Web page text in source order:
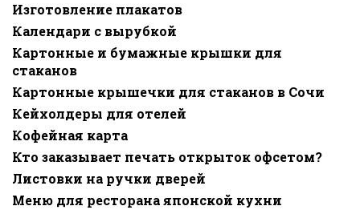
Изготовление плакатов
Календари с вырубкой
Картонные и бумажные крышки для
стаканов
Картонные крышечки для стаканов в Сочи
Кейхолдеры для отелей
Кофейная карта
Кто заказывает печать открыток офсетом?
Листовки на ручки дверей
Меню для ресторана японской кухни